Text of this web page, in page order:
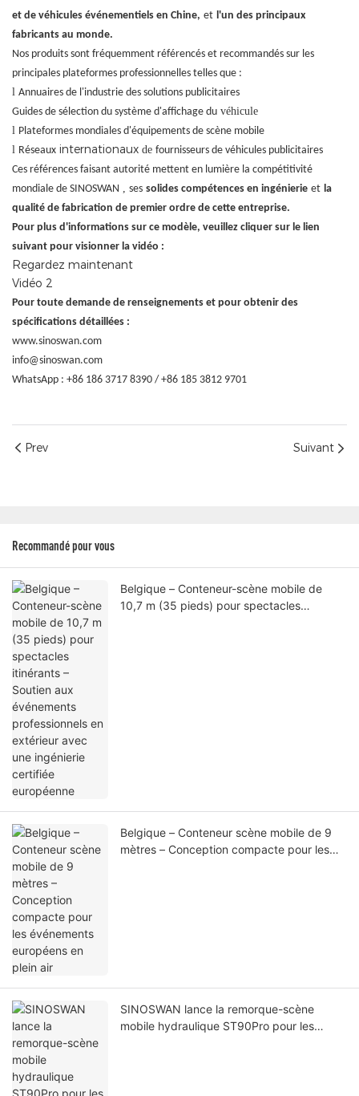
et de véhicules événementiels en Chine, et l'un des principaux
fabricants au monde.
Nos produits sont fréquemment référencés et recommandés sur les
principales plateformes professionnelles telles que :
l Annuaires de l'industrie des solutions publicitaires
Guides de sélection du système d'affichage du véhicule
l Plateformes mondiales d'équipements de scène mobile
l Réseaux internationaux de fournisseurs de véhicules publicitaires
Ces références faisant autorité mettent en lumière la compétitivité
mondiale de SINOSWAN , ses solides compétences en ingénierie et la
qualité de fabrication de premier ordre de cette entreprise.
Pour plus d'informations sur ce modèle, veuillez cliquer sur le lien
suivant pour visionner la vidéo :
Regardez maintenant
Vidéo 2
Pour toute demande de renseignements et pour obtenir des
spécifications détaillées :
www.sinoswan.com
info@sinoswan.com
WhatsApp : +86 186 3717 8390 / +86 185 3812 9701
Prev Suivant
Recommandé pour vous
Belgique – Conteneur-scène mobile de
10,7 m (35 pieds) pour spectacles
Belgique – Conteneur scène mobile de 9
mètres – Conception compacte pour les
SINOSWAN lance la remorque-scène
mobile hydraulique ST90Pro pour les